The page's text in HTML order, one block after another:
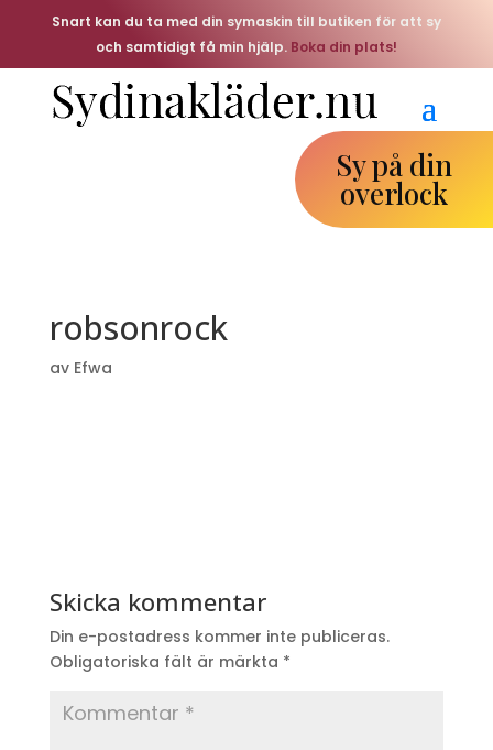
Snart kan du ta med din symaskin till butiken för att sy
och samtidigt få min hjälp. Boka din plats!
Sy på din
overlock
robsonrock
av Efwa
Skicka kommentar
Din e-postadress kommer inte publiceras.
Obligatoriska fält är märkta *